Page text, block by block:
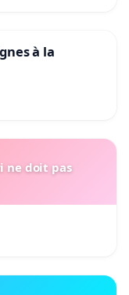
à la
ne doit pas